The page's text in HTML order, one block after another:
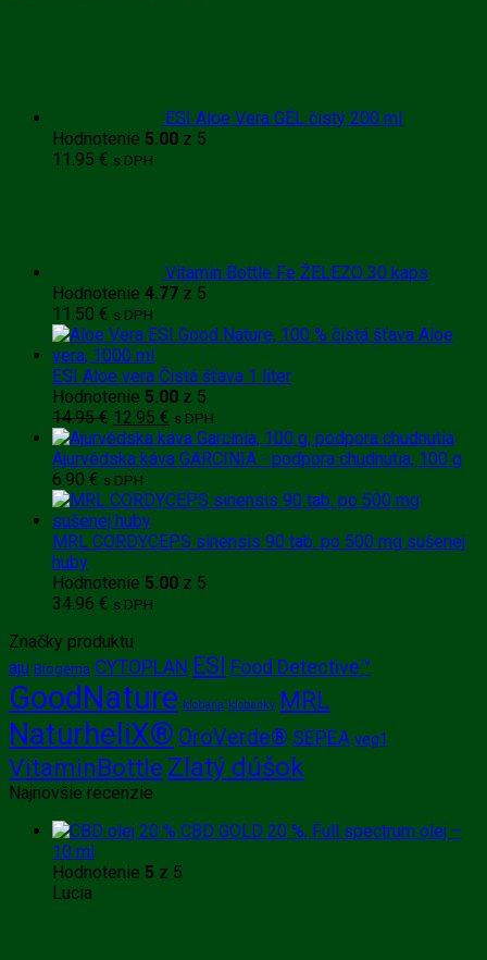
ESI Aloe Vera GÉL čistý 200 ml
Hodnotenie 5.00 z 5
11.95 € s DPH
Vitamin Bottle Fe ŽELEZO 30 kaps
Hodnotenie 4.77 z 5
11.50 € s DPH
ESI Aloe vera Čistá šťava 1 liter
Hodnotenie 5.00 z 5
14.95€ Pôvodná
cena
bola:
14.95 €.
12.95 € Aktuálna
cena
je:
s DPH
Ajurvédska káva GARCINIA - podpora chudnutia, 100 g
6.90 € s DPH
MRL CORDYCEPS sinensis 90 tab. po 500 mg sušenej
huby
Hodnotenie 5.00 z 5
34.96 € s DPH
Značky produktu
aju Biogema CYTOPLAN ESI Food Detective™
GoodNature klobana klobanky MRL
NaturheliX® OroVerde® SEPEA veg1
VitaminBottle Zlatý dúšok
Najnovšie recenzie
CBD GOLD 20 %, Full spectrum olej –
10 ml
Hodnotenie 5 z 5
Lucia